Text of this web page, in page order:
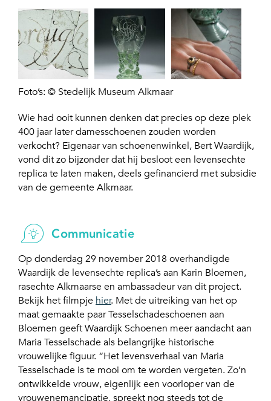
Foto’s: © Stedelijk Museum Alkmaar
Wie had ooit kunnen denken dat precies op deze plek
400 jaar later damesschoenen zouden worden
verkocht? Eigenaar van schoenenwinkel, Bert Waardijk,
vond dit zo bijzonder dat hij besloot een levensechte
replica te laten maken, deels gefinancierd met subsidie
van de gemeente Alkmaar.
Communicatie
Op donderdag 29 november 2018 overhandigde
Waardijk de levensechte replica’s aan Karin Bloemen,
rasechte Alkmaarse en ambassadeur van dit project.
Bekijk het filmpje hier. Met de uitreiking van het op
maat gemaakte paar Tesselschadeschoenen aan
Bloemen geeft Waardijk Schoenen meer aandacht aan
Maria Tesselschade als belangrijke historische
vrouwelijke figuur. “Het levensverhaal van Maria
Tesselschade is te mooi om te worden vergeten. Zo’n
ontwikkelde vrouw, eigenlijk een voorloper van de
vrouwenemancipatie, spreekt nog steeds tot de